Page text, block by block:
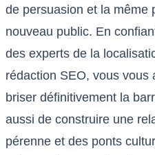
de persuasion et la même
nouveau public. En
des experts de la
rédaction SEO, vous vous
briser définitivement la
aussi de construire une
pérenne et des ponts